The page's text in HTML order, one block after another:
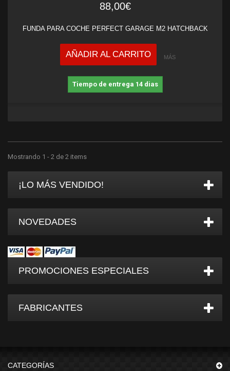
88,00€
FUNDA PARA COCHE PERFECT GARAGE M2 HATCHBACK
AÑADIR AL CARRITO MÁS
Tiempo de entrega 14 dias
Mostrando 1 - 2 de 2 items
¡LO MÁS VENDIDO!
NOVEDADES
PROMOCIONES ESPECIALES
FABRICANTES
CATEGORÍAS